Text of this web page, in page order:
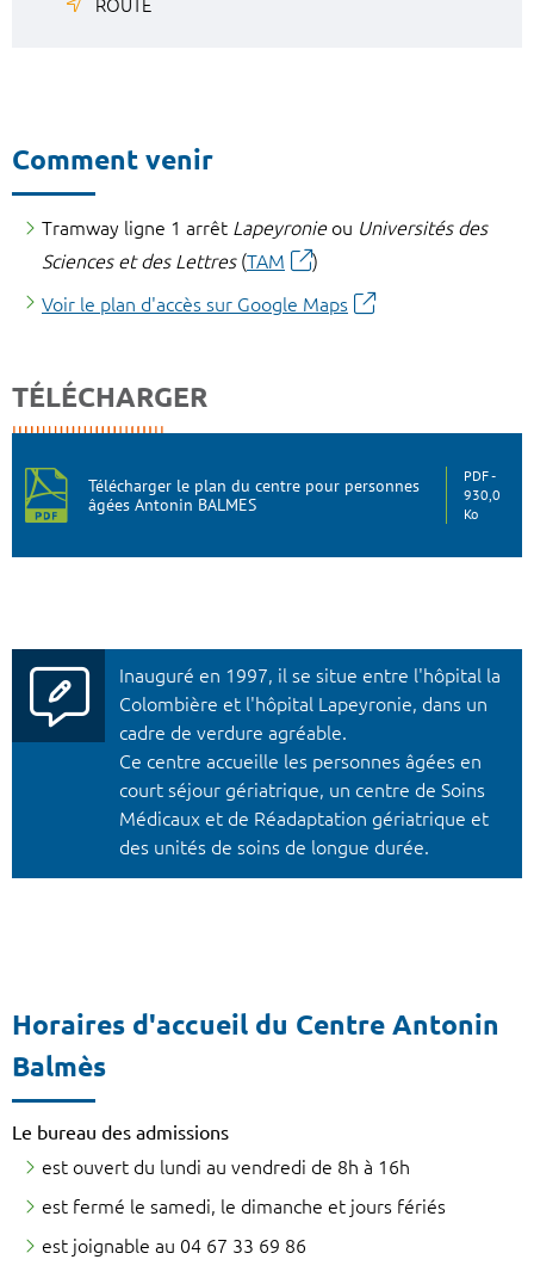
ROUTE
Comment venir
Tramway ligne 1 arrêt Lapeyronieou Universités des
Sciences et des Lettres (TAM
)
Voir le plan d'accès sur Google Maps
TÉLÉCHARGER
Télécharger le plan du centre pour personnes
âgées Antonin BALMES
PDF
930,0
Ko
Inauguré en 1997, il se situe entre l'hôpital la
Colombière et l'hôpital Lapeyronie, dans un
cadre de verdure agréable.
Ce centre accueille les personnes âgées en
court séjour gériatrique, un centre de Soins
Médicaux et de Réadaptation gériatrique et
des unités de soins de longue durée.
Horaires d'accueil du Centre Antonin
Balmès
Le bureau des admissions
est ouvert du lundi au vendredi de 8h à 16h
est fermé le samedi, le dimanche et jours fériés
est joignable au 04 67 33 69 86